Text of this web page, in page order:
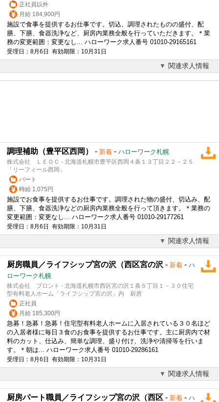
正社員以外
月給 184,900円
施設で食事を提供するお仕事です。切込、 調理されたものの盛付、配
膳、下膳、食器洗浄など、厨房内業務全般を行っていただきます。＊業
務の変更範囲：変更なし... ハローワーク求人番号 01010-29165161
受理日：8月6日 有効期限：10月31日
関連求人情報
調理補助（豊平区西岡） - 新着 - ハローワーク札幌
株式会社 ＬＥＯＣ - 北海道札幌市豊平区西岡４条１３丁目２２－２５
「リーフィール西岡」
パート
時給 1,075円
施設でお食事を提供するお仕事です。 調理された物の盛付、切込み、配
膳、下膳、食器洗浄などの厨房内業務全般を行って頂きます。＊業務の
変更範囲：変更なし... ハローワーク求人番号 01010-29177261
受理日：8月6日 有効期限：10月31日
関連求人情報
厨房職員／ライフシップ宮の沢（西区宮の沢 - 新着 - ハ
ローワーク札幌
株式会社 プロント - 北海道札幌市西区宮の沢１条５丁目１－３０住宅
型有料老人ホーム「ライフシップ宮の沢」内 厨房
正社員
月給 185,300円
急募！急募！急募！住宅型有料老人ホームに入居されている３０名ほど
の入居者様に毎日３食のお食事を提供するお仕事です。主に厨房内で材
料のカット、仕込み、簡単な調理 、盛り付け、洗浄や清掃等を行いま
す。＊朝は... ハローワーク求人番号 01010-29286161
受理日：8月6日 有効期限：10月31日
関連求人情報
厨房パート職員／ライフシップ宮の沢（西区 - 新着 - ハ